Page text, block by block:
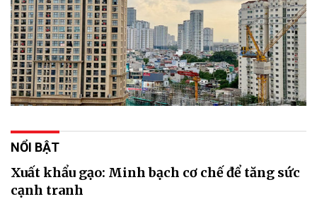
NỔI BẬT
Xuất khẩu gạo: Minh bạch cơ chế để tăng sức
cạnh tranh